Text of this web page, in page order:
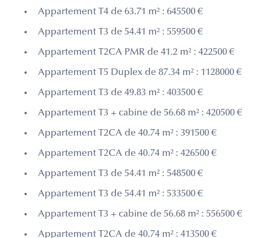
Appartement T4 de 63.71 m² : 645500 €
Appartement T3 de 54.41 m² : 559500 €
Appartement T2CA PMR de 41.2 m² : 422500 €
Appartement T5 Duplex de 87.34 m² : 1128000 €
Appartement T3 de 49.83 m² : 403500 €
Appartement T3 + cabine de 56.68 m² : 420500 €
Appartement T2CA de 40.74 m² : 391500 €
Appartement T2CA de 40.74 m² : 426500 €
Appartement T3 de 54.41 m² : 548500 €
Appartement T3 de 54.41 m² : 533500 €
Appartement T3 + cabine de 56.68 m² : 556500 €
Appartement T2CA de 40.74 m² : 413500 €